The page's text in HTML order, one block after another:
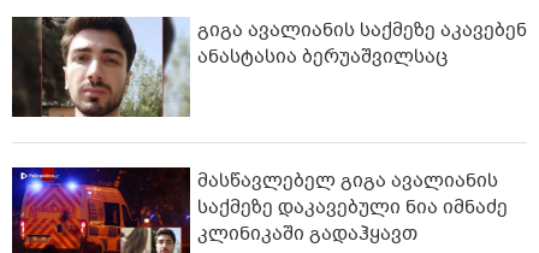
გიგა ავალიანის საქმეზე აკავებენ
ანასტასია ბერუაშვილსაც
მასწავლებელ გიგა ავალიანის
საქმეზე დაკავებული ნია იმნაძე
კლინიკაში გადაჰყავთ